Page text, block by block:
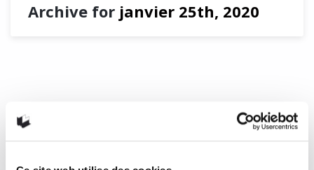
Archive for janvier 25th, 2020
Les éditeurs et les auteurs jeunesse se démènent chaque
saison pour offrir des livres originaux qui sauront captiver
la littérature pour adolescents et pré-adolescents qui, selon